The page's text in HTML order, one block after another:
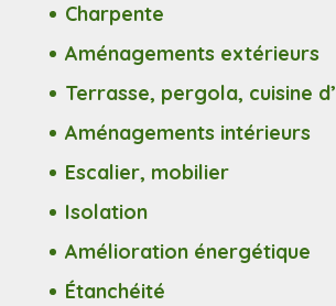
Charpente
Aménagements extérieurs
Terrasse, pergola, cuisine
Aménagements intérieurs
Escalier, mobilier
Isolation
Amélioration énergétique
Étanchéité